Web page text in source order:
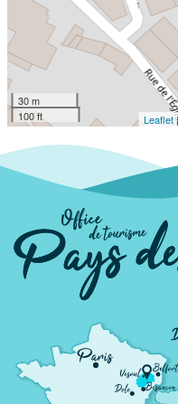
du XVe siècle.
reconstruite en
peut y voir des
XVIe et des toiles
siècles.
30 m
100 ft
Leaflet